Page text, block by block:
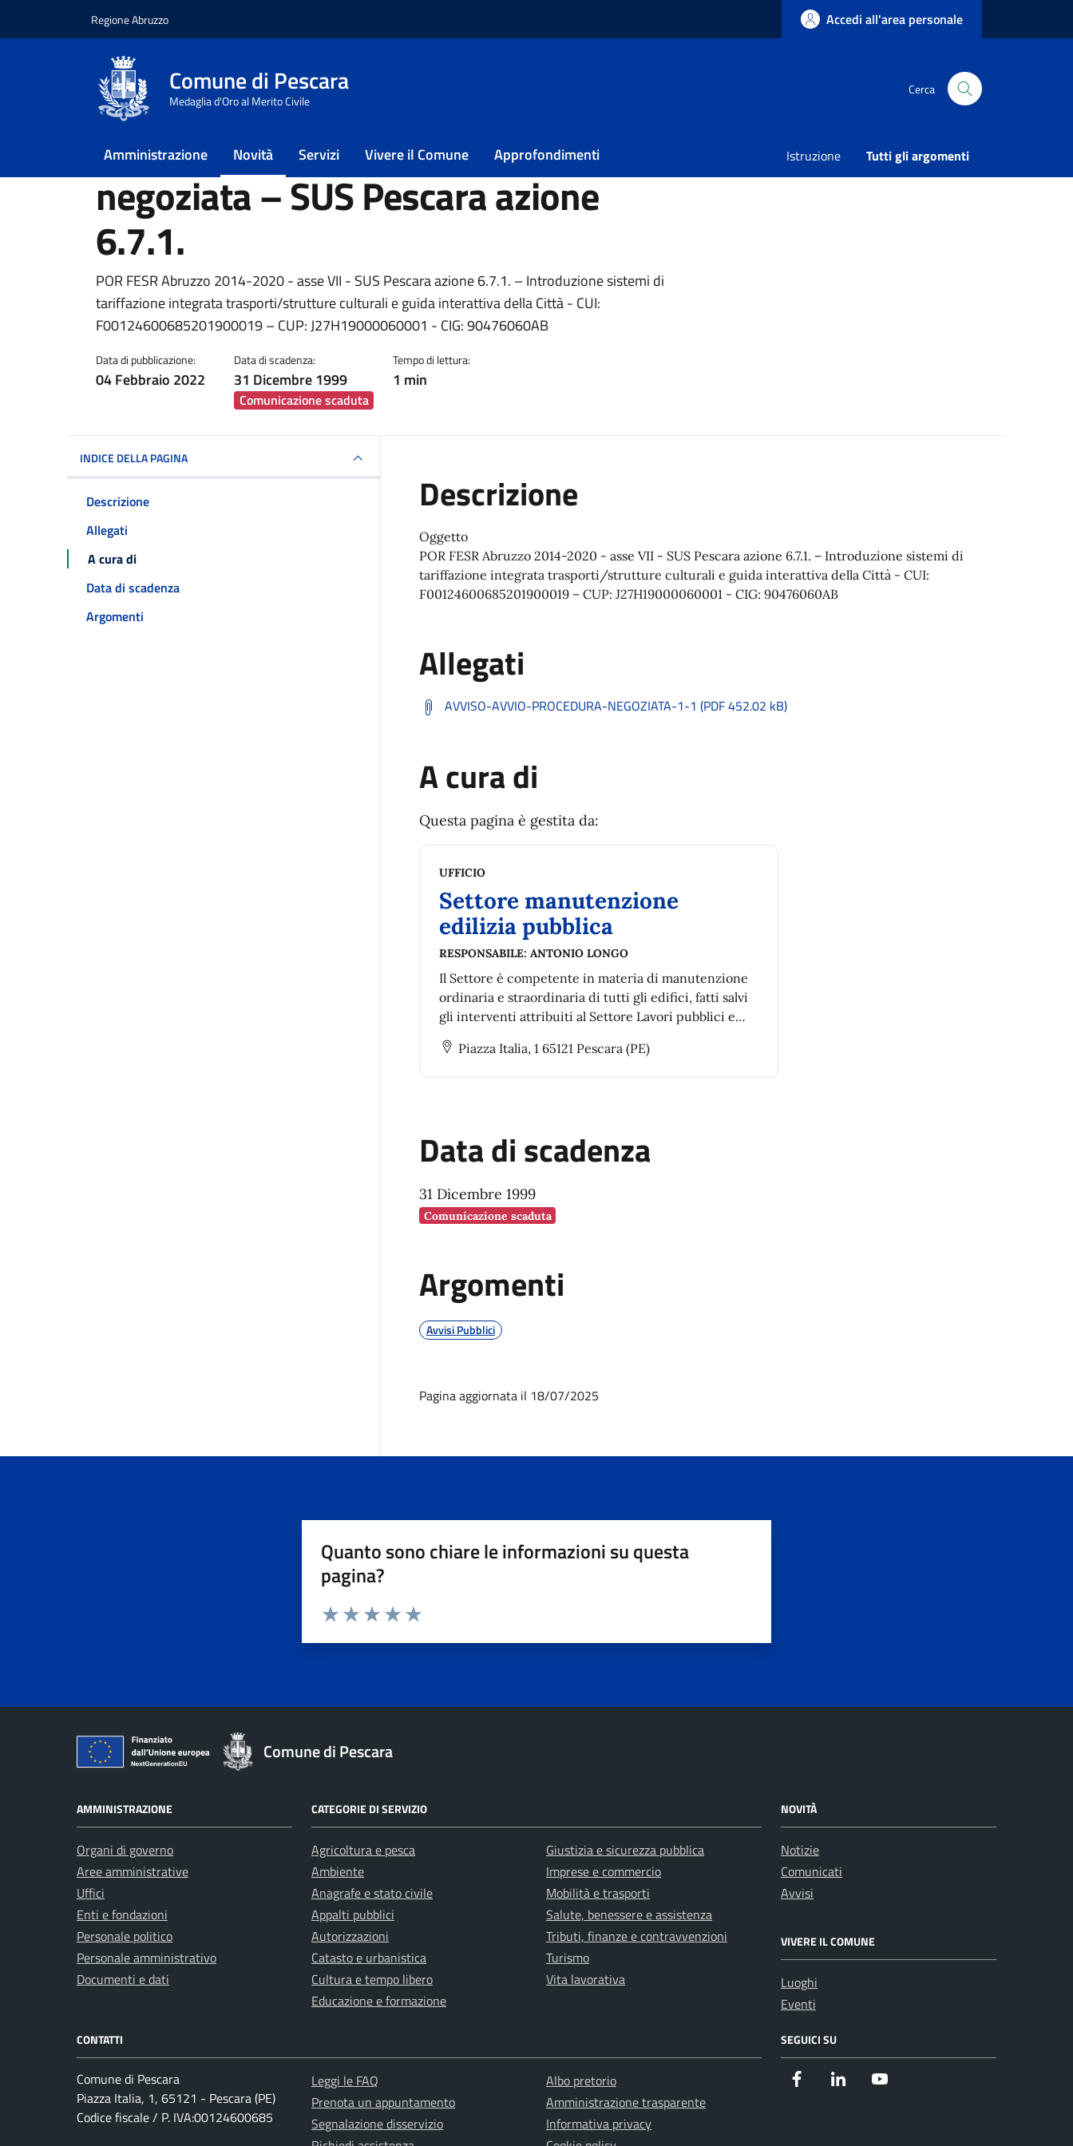
Regione Abruzzo Accedi all'area personale
Comune di Pescara
Medaglia d'Oro al Merito Civile
Cerca
Amministrazione Novità Servizi Vivere il Comune Approfondimenti Istruzione Tutti gli argomenti
Home / Novità / Avvisi / Avviso di avvio di procedura negoziata – SUS Pescara azione 6.7.1.
Avviso di avvio di procedura
negoziata – SUS Pescara azione
6.7.1.
Dettagli della notizia
POR FESR Abruzzo 2014-2020 - asse VII - SUS Pescara azione 6.7.1. – Introduzione sistemi di
tariffazione integrata trasporti/strutture culturali e guida interattiva della Città - CUI:
F00124600685201900019 – CUP: J27H19000060001 - CIG: 90476060AB
Data di pubblicazione:
04 Febbraio 2022
Data di scadenza:
31 Dicembre 1999
Comunicazione scaduta
Tempo di lettura:
1 min
INDICE DELLA PAGINA
Descrizione
Allegati
A cura di
Data di scadenza
Argomenti
Descrizione
Oggetto
POR FESR Abruzzo 2014-2020 - asse VII - SUS Pescara azione 6.7.1. – Introduzione sistemi di
tariffazione integrata trasporti/strutture culturali e guida interattiva della Città - CUI:
F00124600685201900019 – CUP: J27H19000060001 - CIG: 90476060AB
Allegati
AVVISO-AVVIO-PROCEDURA-NEGOZIATA-1-1 (PDF 452.02 kB)
A cura di
Questa pagina è gestita da:
UFFICIO
Settore manutenzione
edilizia pubblica
RESPONSABILE: ANTONIO LONGO
Il Settore è competente in materia di manutenzione
ordinaria e straordinaria di tutti gli edifici, fatti salvi
gli interventi attribuiti al Settore Lavori pubblici e
processi di lavoro.
Piazza Italia, 1 65121 Pescara (PE)
Data di scadenza
31 Dicembre 1999
Comunicazione scaduta
Argomenti
Avvisi Pubblici
Pagina aggiornata il 18/07/2025
Quanto sono chiare le informazioni su questa
pagina?
Comune di Pescara
AMMINISTRAZIONE
Organi di governo
Aree amministrative
Uffici
Enti e fondazioni
Personale politico
Personale amministrativo
Documenti e dati
CATEGORIE DI SERVIZIO
Agricoltura e pesca
Ambiente
Anagrafe e stato civile
Appalti pubblici
Autorizzazioni
Catasto e urbanistica
Cultura e tempo libero
Educazione e formazione
Giustizia e sicurezza pubblica
Imprese e commercio
Mobilità e trasporti
Salute, benessere e assistenza
Tributi, finanze e contravvenzioni
Turismo
Vita lavorativa
NOVITÀ
Notizie
Comunicati
Avvisi
VIVERE IL COMUNE
Luoghi
Eventi
CONTATTI
Comune di Pescara
Piazza Italia, 1, 65121 - Pescara (PE)
Codice fiscale / P. IVA:00124600685
Leggi le FAQ
Prenota un appuntamento
Segnalazione disservizio
Albo pretorio
Amministrazione trasparente
Informativa privacy
SEGUICI SU
Facebook Instagram